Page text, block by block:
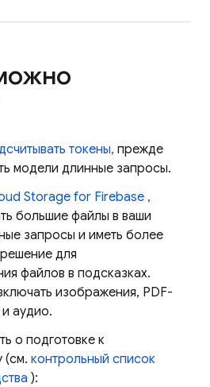
токены, прежде
модели длинные запросы.
Storage for Firebase ,
большие файлы в ваши
запросы и иметь более
для
файлов в подсказках.
изображения, PDF-
аудио.
о подготовке к
(см. контрольный список
):